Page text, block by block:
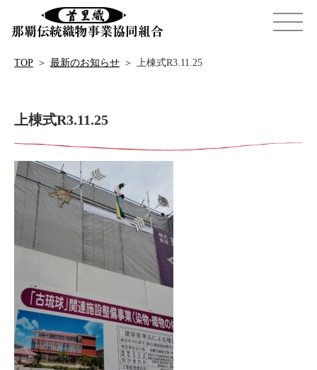
TOP ＞ 最新のお知らせ ＞ 上棟式R3.11.25
上棟式R3.11.25